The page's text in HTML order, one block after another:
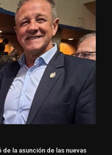
la asunción de las nuevas